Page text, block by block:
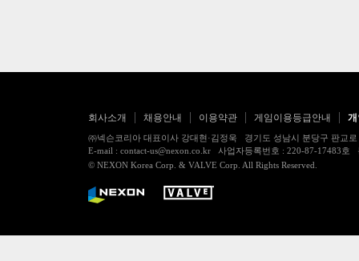
회사소개 채용안내 이용약관 게임이용등급안내
㈜넥슨코리아 대표이사 강대현·김정욱 경기도 성남시 분당구 판교
E-mail : contact-us@nexon.co.kr 사업자등록번호 : 220-87-17483
© NEXON Korea Corp. & VALVE Corp. All Rights Reserved.